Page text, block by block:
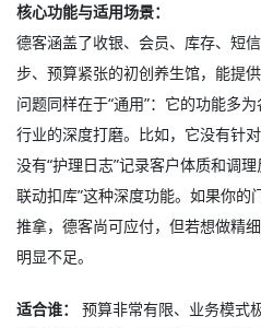
核心功能与适用场景：
德客涵盖了收银、会员、库存、短
步、预算紧张的初创养生馆，能提
问题同样在于“通用”：它的功能多
行业的深度打磨。比如，它没有针对
没有“护理日志”记录客户体质和调
联动扣库”这种深度功能。如果你的
推拿，德客尚可应付，但若想做精
明显不足。
适合谁：
预算非常有限、业务模式